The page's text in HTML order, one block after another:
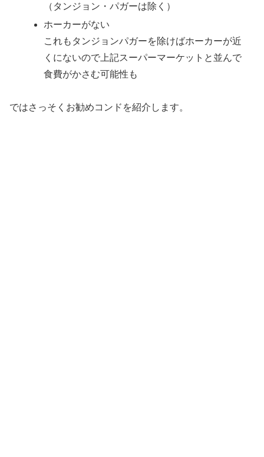
（タンジョン・パガーは除く）
ホーカーがない
これもタンジョンパガーを除けばホーカーが近
くにないので上記スーパーマーケットと並んで
食費がかさむ可能性も
ではさっそくお勧めコンドを紹介します。